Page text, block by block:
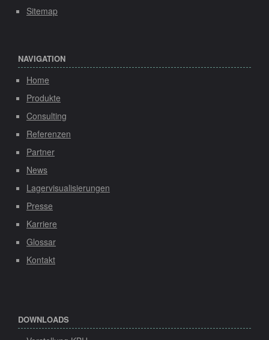
Sitemap
NAVIGATION
Home
Produkte
Consulting
Referenzen
Partner
News
Lagervisualisierungen
Presse
Karriere
Glossar
Kontakt
DOWNLOADS